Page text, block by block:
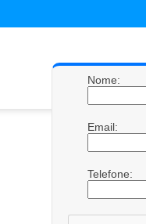
Nome:
Email:
Telefone: